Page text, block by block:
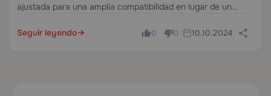
ajustada para una amplia compatibilidad en lugar de un
sistemático y técnicamente fundamentado para maximizar
Seguir leyendo 0 0 10.10.2024